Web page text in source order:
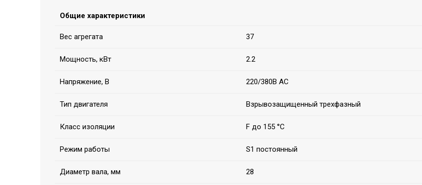
Общие характеристики
Вес агрегата 37
Мощность, кВт 2.2
Напряжение, В 220/380В AC
Тип двигателя Взрывозащищенный трехфазный
Класс изоляции F до 155 °C
Режим работы S1 постоянный
Диаметр вала, мм 28